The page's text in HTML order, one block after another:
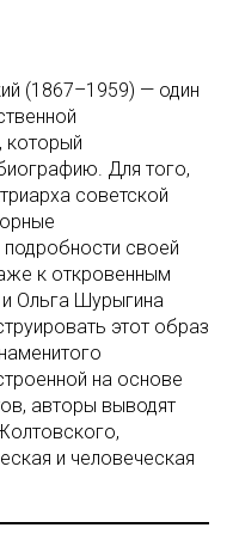
(1867–1959) — один
который
Для того,
советской
подробности своей
к откровенным
Ольга Шурыгина
этот образ
на основе
авторы выводят
и человеческая